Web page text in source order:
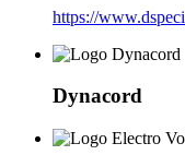
https://
Dynacord